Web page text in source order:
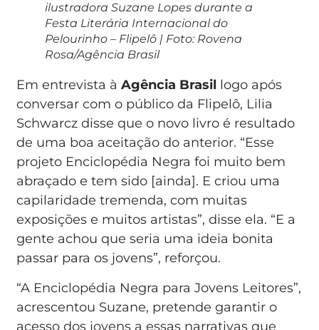
ilustradora Suzane Lopes durante a
Festa Literária Internacional do
Pelourinho – Flipelô | Foto: Rovena
Rosa/Agência Brasil
Em entrevista àAgência Brasil logo após
conversar com o público da Flipelô, Lilia
Schwarcz disse que o novo livro é resultado
de uma boa aceitação do anterior. “Esse
projeto Enciclopédia Negra foi muito bem
abraçado e tem sido [ainda]. E criou uma
capilaridade tremenda, com muitas
exposições e muitos artistas”, disse ela. “E a
gente achou que seria uma ideia bonita
passar para os jovens”, reforçou.
“A Enciclopédia Negra para Jovens Leitores”,
acrescentou Suzane, pretende garantir o
acesso dos jovens a essas narrativas que